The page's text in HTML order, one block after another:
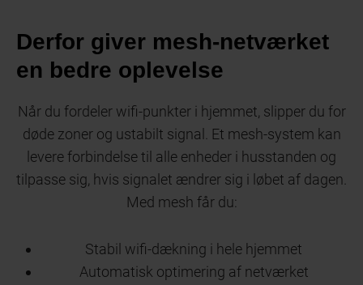
Derfor giver mesh-netværket
en bedre oplevelse
Når du fordeler wifi-punkter i hjemmet, slipper du for
døde zoner og ustabilt signal. Et mesh-system kan
levere forbindelse til alle enheder i husstanden og
tilpasse sig, hvis signalet ændrer sig i løbet af dagen.
Med mesh får du:
Stabil wifi-dækning i hele hjemmet
Automatisk optimering af netværket